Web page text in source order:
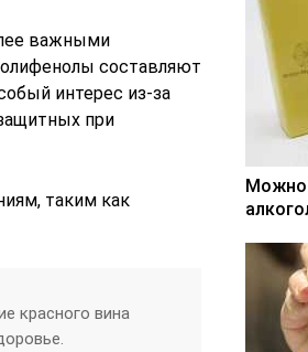
важными
составляют
интерес из-за
при
таким как
красного вина
Можно